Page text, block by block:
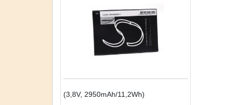
(3,8V, 2950mAh/11,2Wh)